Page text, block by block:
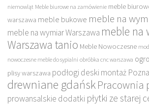
niemowląt Meble biurowe na zamówienie meble
warszawa meble bukowe meble na
meble na wymiar Warszawa meble na
Warszawa tanio Meble Nowoczesne
nowoczesne meble do sypialni obróbka cnc warszawa
plisy warszawa podłogi deski montaż
drewniane gdańskPracownia
prowansalskie dodatki płytki ze starej